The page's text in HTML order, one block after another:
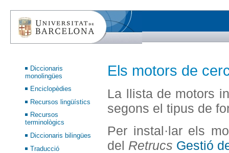
Diccionaris
monolingües
Enciclopèdies
Recursos lingüístics
Recursos
terminològics
Diccionaris bilingües
Traducció
Els motors de
La llista de motors
segons el tipus de
Per instal·lar els
del Retrucs Gestió